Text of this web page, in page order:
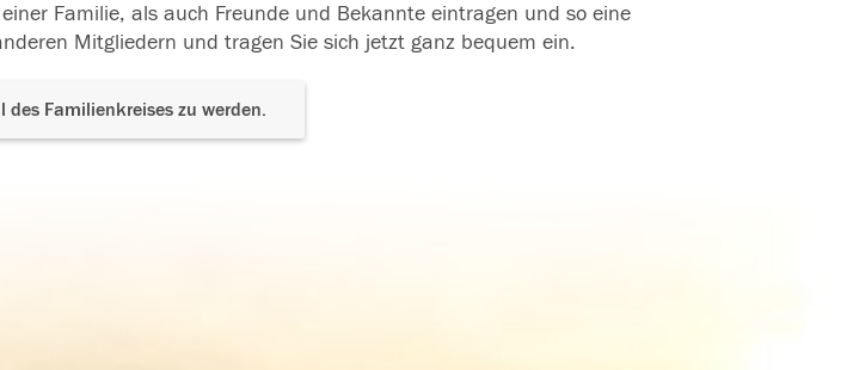
Familie, als auch Freunde und Bekannte eintragen und so eine
Mitgliedern und tragen Sie sich jetzt ganz bequem ein.
des Familienkreises zu werden.